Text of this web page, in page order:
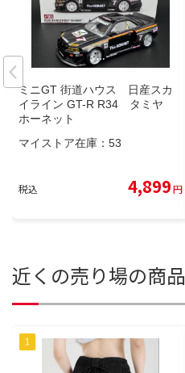
ミニGT 街道ハウス 日産スカ
イライン GT-R R34 タミヤ
ホーネット
マイストア在庫： 53
税込 4,899円
近くの売り場の商品